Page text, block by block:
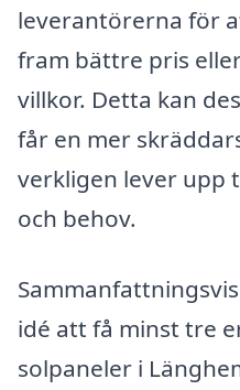
leverantörerna för
fram bättre pris
villkor. Detta kan
får en mer
verkligen lever upp
och behov.
idé att få minst tre
solpaneler i